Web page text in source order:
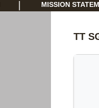
MISSION
TT